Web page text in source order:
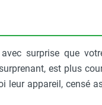
/ bois /
surprise que
est plus
leur appareil, censé